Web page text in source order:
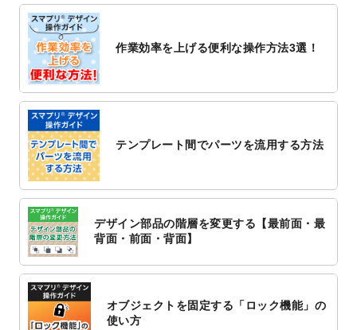
しました。
2022/10/26
レートを追加しました。
2022/10/26
追加しました。
2022/10/20
2022/10/14
年賀ポスターのデザインテンプレートを公
2022/10/6
チラシ作成からポスティング配布注文まで
2022/10/1
2023年版1月始まりのカレンダーデザイン
2022/9/21
コンサートのチラシデザインテンプレート
2022/9/5
年賀状のデザインテンプレート
作業効率を上げる便利な操作方法3選！
テンプレート間でパーツを流用する方法
デザイン部品の階層を変更する【最前面・最
背面・前面・背面】
オブジェクトを固定する「ロック機能」の
使い方